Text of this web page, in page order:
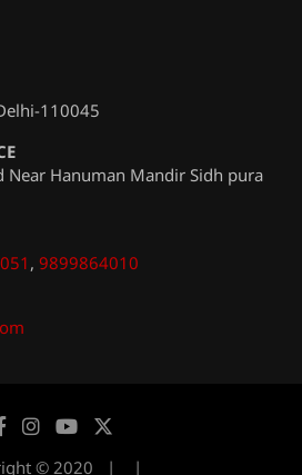
110045
Near Hanuman Mandir Sidh pura
, 9899864010
© 2020